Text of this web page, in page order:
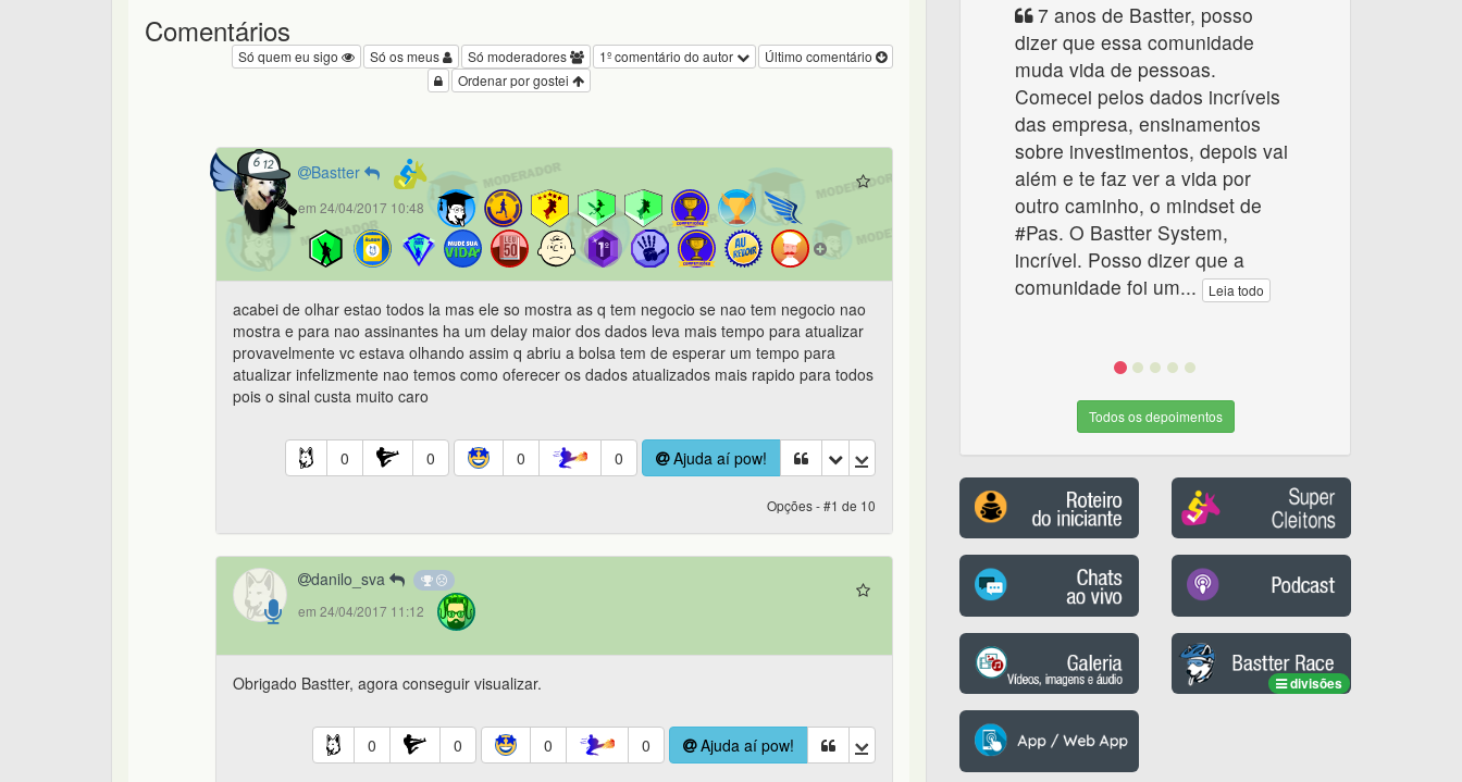
Comentários
Último comentário
1º comentário do autor
Só moderadores
Só os meus
Só quem eu sigo
Ordenar por gostei
Bastter
em 24/04/2017 10:48
acabei de olhar estao todos la mas ele so mostra as q tem negocio se nao tem negocio nao
mostra e para nao assinantes ha um delay maior dos dados leva mais tempo para atualizar
provavelmente vc estava olhando assim q abriu a bolsa tem de esperar um tempo para
atualizar infelizmente nao temos como oferecer os dados atualizados mais rapido para todos
pois o sinal custa muito caro
0 0 0 0 Ajuda aí pow!
Opções - #1 de 10
danilo_sva
em 24/04/2017 11:12
Obrigado Bastter, agora conseguir visualizar.
0 0 0 0 Ajuda aí pow!
7 anos de Bastter, posso
dizer que essa comunidade
muda vida de pessoas.
Comecei pelos dados incríveis
das empresa, ensinamentos
sobre investimentos, depois vai
além e te faz ver a vida por
outro caminho, o mindset de
#Pas. O Bastter System,
incrível. Posso dizer que a
comunidade foi um... Leia todo
Todos os depoimentos
divisões